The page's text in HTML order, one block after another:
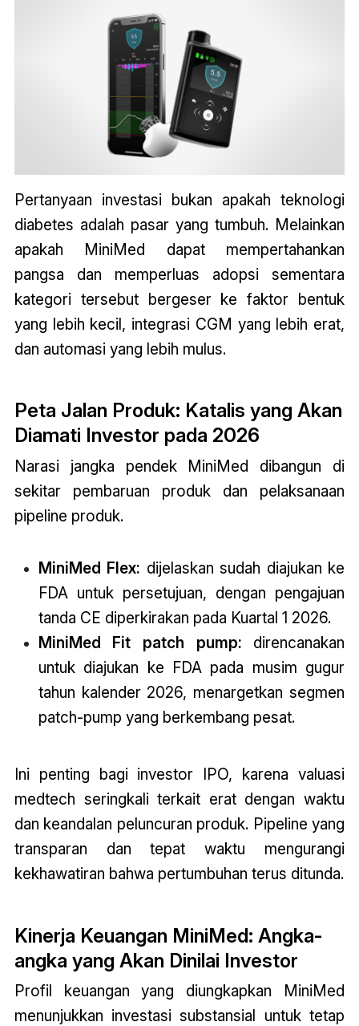
Pertanyaan investasi bukan apakah teknologi
diabetes adalah pasar yang tumbuh. Melainkan
apakah MiniMed dapat mempertahankan
pangsa dan memperluas adopsi sementara
kategori tersebut bergeser ke faktor bentuk
yang lebih kecil, integrasi CGM yang lebih erat,
dan automasi yang lebih mulus.
Peta Jalan Produk: Katalis yang Akan
Diamati Investor pada 2026
Narasi jangka pendek MiniMed dibangun di
sekitar pembaruan produk dan pelaksanaan
pipeline produk.
MiniMed Flex: dijelaskan sudah diajukan ke
FDA untuk persetujuan, dengan pengajuan
tanda CE diperkirakan pada Kuartal 1 2026.
MiniMed Fit patch pump: direncanakan
untuk diajukan ke FDA pada musim gugur
tahun kalender 2026, menargetkan segmen
patch-pump yang berkembang pesat.
Ini penting bagi investor IPO, karena valuasi
medtech seringkali terkait erat dengan waktu
dan keandalan peluncuran produk. Pipeline yang
transparan dan tepat waktu mengurangi
kekhawatiran bahwa pertumbuhan terus ditunda.
Kinerja Keuangan MiniMed: Angka-
angka yang Akan Dinilai Investor
Profil keuangan yang diungkapkan MiniMed
menunjukkan investasi substansial untuk tetap